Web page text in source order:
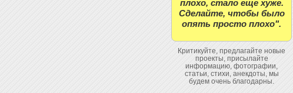
плохо, стало еще хуже.
Сделайте, чтобы было
опять просто плохо".
Критикуйте, предлагайте новые
проекты, присылайте
информацию, фотографии,
статьи, стихи, анекдоты, мы
будем очень благодарны.